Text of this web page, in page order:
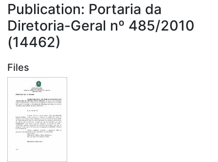
Publication: Portaria da
Diretoria-Geral nº 485/2010
(14462)
Files